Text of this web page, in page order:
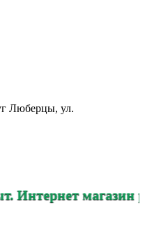
Люберцы, ул.
работает